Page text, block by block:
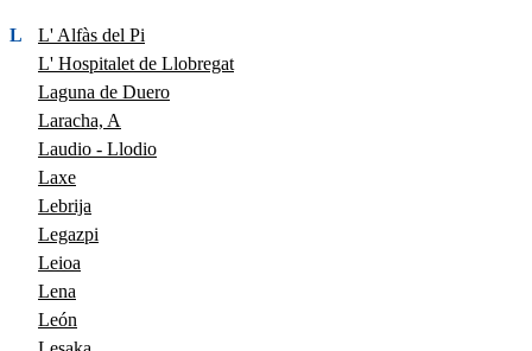
L
L' Alfàs del Pi
L' Hospitalet de Llobregat
Laguna de Duero
Laracha, A
Laudio - Llodio
Laxe
Lebrija
Legazpi
Leioa
Lena
León